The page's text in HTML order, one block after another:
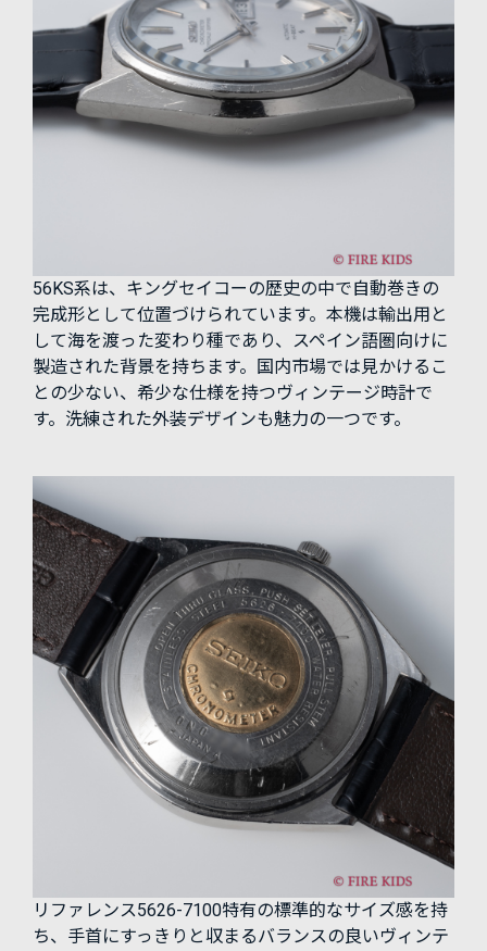
56KS系は、キングセイコーの歴史の中で自動巻きの
完成形として位置づけられています。本機は輸出用と
して海を渡った変わり種であり、スペイン語圏向けに
製造された背景を持ちます。国内市場では見かけるこ
との少ない、希少な仕様を持つヴィンテージ時計で
す。洗練された外装デザインも魅力の一つです。
リファレンス5626-7100特有の標準的なサイズ感を持
ち、手首にすっきりと収まるバランスの良いヴィンテ